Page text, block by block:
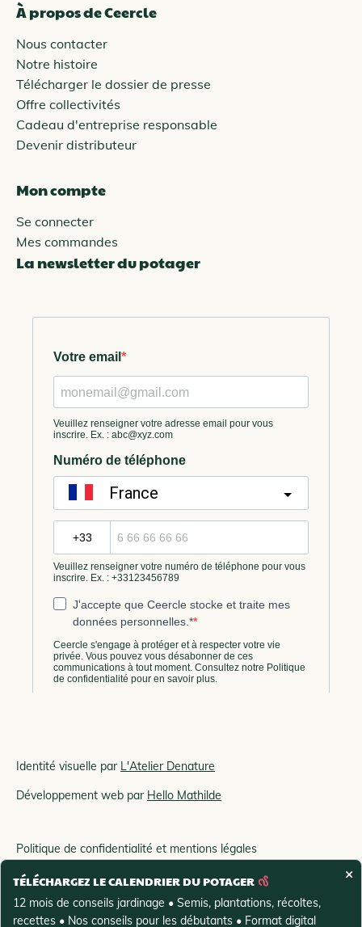
À propos de Ceercle
Nous contacter
Notre histoire
Télécharger le dossier de presse
Offre collectivités
Cadeau d'entreprise responsable
Devenir distributeur
Mon compte
Se connecter
Mes commandes
La newsletter du potager
Identité visuelle par L'Atelier Denature
Développement web par Hello Mathilde
Politique de confidentialité et mentions légales
Conditions générales de vente
×
TÉLÉCHARGEZ LE CALENDRIER DU POTAGER
12 mois de conseils jardinage • Semis, plantations, récoltes,
recettes • Nos conseils pour les débutants • Format digital